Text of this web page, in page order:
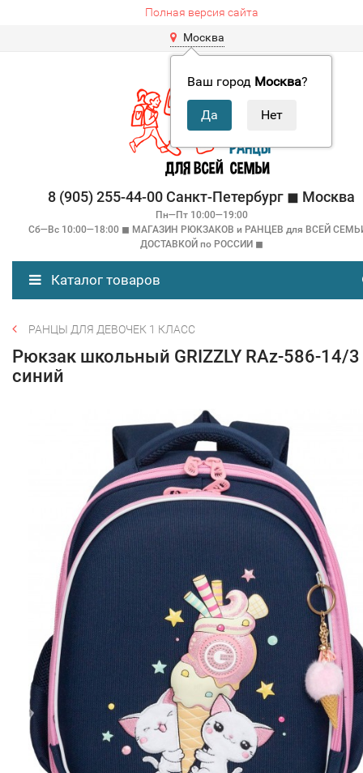
Полная версия сайта
Москва
Ваш город Москва?
8 (905) 255-44-00 Санкт-Петербург ◼ Москва
Пн—Пт 10:00—19:00
Сб—Вс 10:00—18:00 ◼ МАГАЗИН РЮКЗАКОВ и РАНЦЕВ для ВСЕЙ
ДОСТАВКОЙ по РОССИИ ◼
Каталог товаров
РАНЦЫ ДЛЯ ДЕВОЧЕК 1 КЛАСС
Рюкзак школьный GRIZZLY RAz-586-14/3
синий